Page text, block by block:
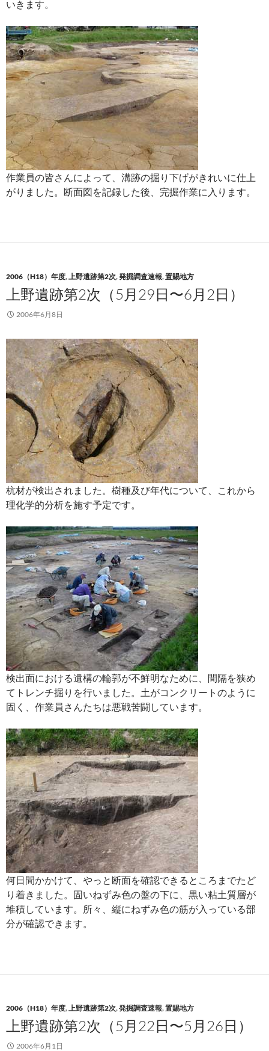
いきます。
作業員の皆さんによって、溝跡の掘り下げがきれいに仕上
がりました。断面図を記録した後、完掘作業に入ります。
2006（H18）年度,上野遺跡第2次,発掘調査速報,置賜地方
上野遺跡第2次（5月29日〜6月2日）
2006年6月8日
杭材が検出されました。樹種及び年代について、これから
理化学的分析を施す予定です。
検出面における遺構の輪郭が不鮮明なために、間隔を狭め
てトレンチ掘りを行いました。土がコンクリートのように
固く、作業員さんたちは悪戦苦闘しています。
何日間かかけて、やっと断面を確認できるところまでたど
り着きました。固いねずみ色の盤の下に、黒い粘土質層が
堆積しています。所々、縦にねずみ色の筋が入っている部
分が確認できます。
2006（H18）年度,上野遺跡第2次,発掘調査速報,置賜地方
上野遺跡第2次（5月22日〜5月26日）
2006年6月1日